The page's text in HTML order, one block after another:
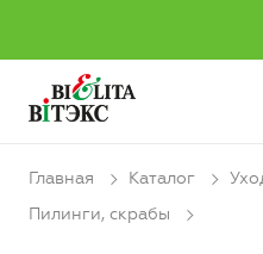
Главная Каталог
Пилинги, скрабы